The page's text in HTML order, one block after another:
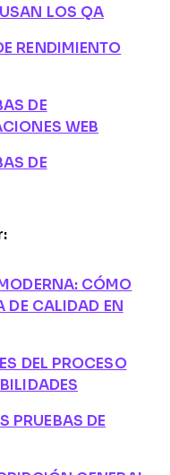
LOS QA
RENDIMIENTO
DE
WEB
DE
CÓMO
DE CALIDAD EN
DEL PROCESO
PRUEBAS DE